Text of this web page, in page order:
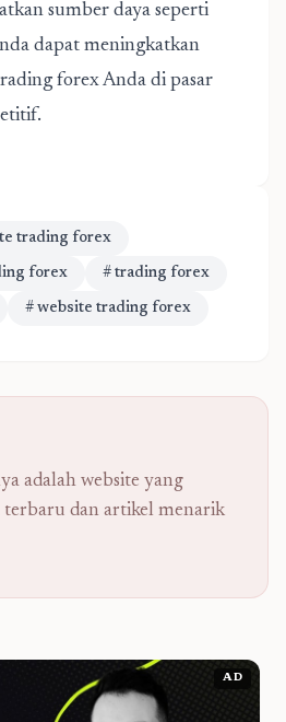
sumber daya seperti
dapat meningkatkan
forex Anda di pasar
trading forex
forex # trading forex
# website trading forex
adalah website yang
terbaru dan artikel menarik
AD